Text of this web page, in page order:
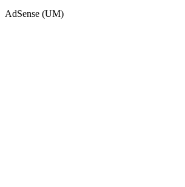
AdSense (UM)